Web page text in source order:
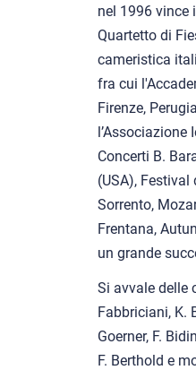
nel 1996 vince
Quartetto di
cameristica
fra cui
Firenze,
l’Associazione
Concerti B.
(USA),
Sorrento,
Frentana,
un grande
Si avvale delle
Fabbriciani, K.
Goerner, F.
F. Berthold e